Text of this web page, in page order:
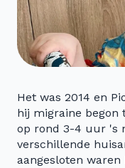
Het was 2014 en
hij migraine begon
op rond 3-4 uur 's
verschillende
aangesloten waren